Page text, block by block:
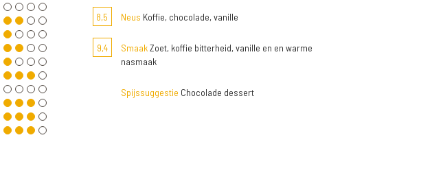
8,5 Neus Koffie, chocolade, vanille
9,4 SmaakZoet, koffie bitterheid, vanille en en warme
nasmaak
Spijssuggestie Chocolade dessert